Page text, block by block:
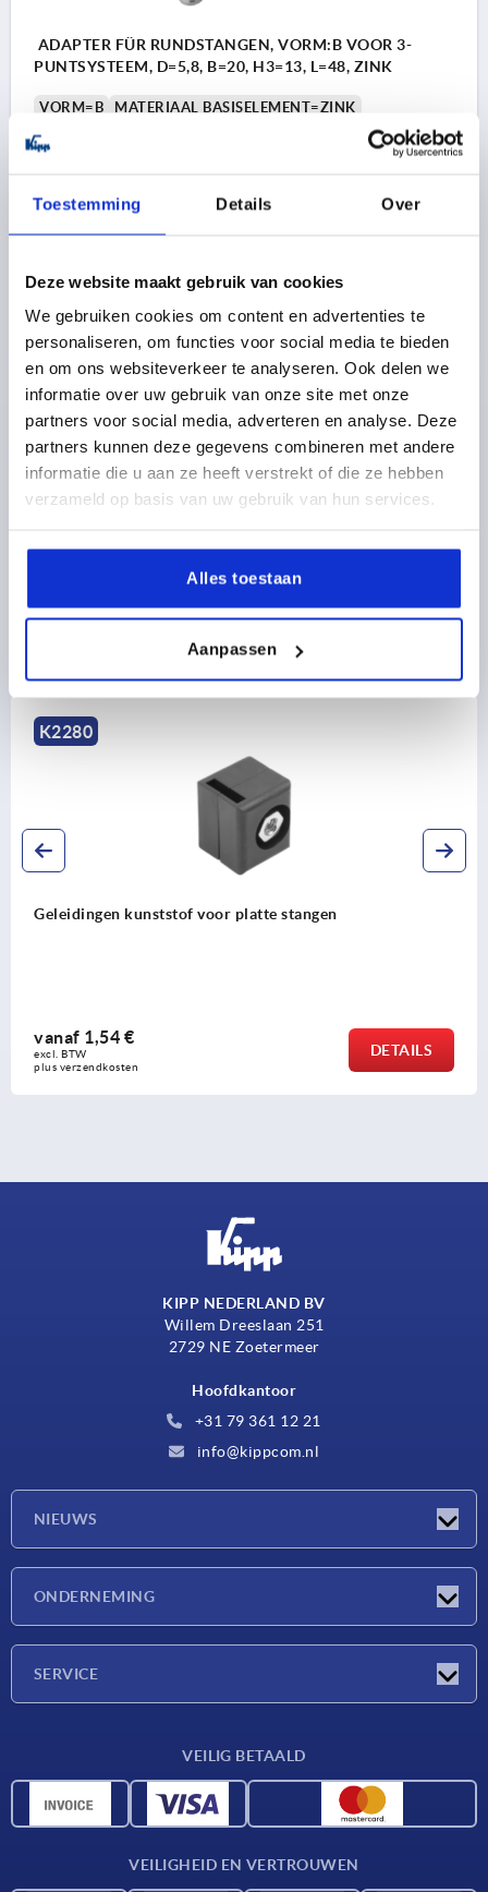
Toestemming Details Over
Deze website maakt gebruik van cookies
We gebruiken cookies om content en advertenties te
personaliseren, om functies voor social media te bieden
en om ons websiteverkeer te analyseren. Ook delen we
informatie over uw gebruik van onze site met onze
partners voor social media, adverteren en analyse. Deze
partners kunnen deze gegevens combineren met andere
informatie die u aan ze heeft verstrekt of die ze hebben
verzameld op basis van uw gebruik van hun services.
Alles toestaan
Aanpassen
ADAPTER FÜR RUNDSTANGEN, VORM:B VOOR 3-
PUNTSYSTEEM, D=5,8, B=20, H3=13, L=48, ZINK
VORM=B
MATERIAAL BASISELEMENT=ZINK
VORM-TYPE=VOOR 3-PUNTSYSTEEM
BREEDTE=20
LENGTE=48
K2271.236
1,85 €
excl. BTW
PRODUCTGEGEVENS
CAD
DOWNLOADS
Ontdek ons productassortiment
K2280
Geleidingen kunststof voor platte stangen
vanaf 1,54 €
excl. BTW
plus verzendkosten
DETAILS
KIPP NEDERLAND BV
Willem Dreeslaan 251
2729 NE Zoetermeer
Hoofdkantoor
+31 79 361 12 21
info@kippcom.nl
NIEUWS
ONDERNEMING
SERVICE
CAD-gegevens
VEILIG BETAALD
VEILIGHEID EN VERTROUWEN